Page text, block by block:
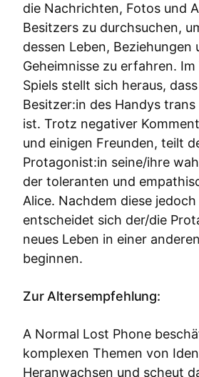
die Nachrichten, Fotos und
Besitzers zu durchsuchen,
dessen Leben, Beziehungen
Geheimnisse zu erfahren. Im
Spiels stellt sich heraus,
Besitzer:in des Handys trans
ist. Trotz negativer
und einigen Freunden, teilt
Protagonist:in seine/ihre
der toleranten und
Alice. Nachdem diese
entscheidet sich der/die
neues Leben in einer
beginnen.
Zur Altersempfehlung:
A Normal Lost Phone
komplexen Themen von
Heranwachsen und scheut